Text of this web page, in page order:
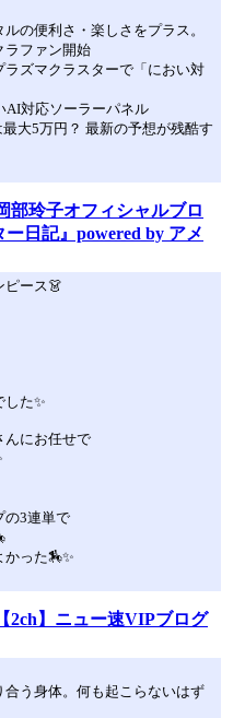
の便利さ・楽しさをプラス。
ラファン開始
ラズマクラスターで「におい対
AI対応ソーラーパネル
最大5万円？ 最新の予想が残酷す
部玲子オフィシャルブロ
日記』powered by アメ
ピース👗
した✨
んにお任せで
の3連単で
った🏇✨
【2ch】ニュー速VIPブログ
う身体。何も起こらないはず